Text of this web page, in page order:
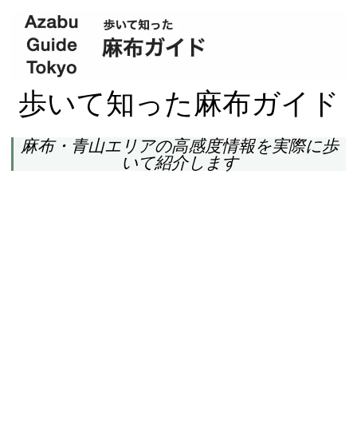
歩いて知った麻布ガイド
麻布・青山エリアの高感度情報を実際に歩
いて紹介します